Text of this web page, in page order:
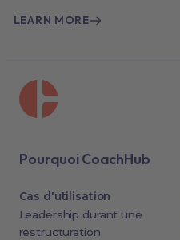
LEARN MORE
Pourquoi CoachHub
Cas d'utilisation
Leadership durant une
restructuration